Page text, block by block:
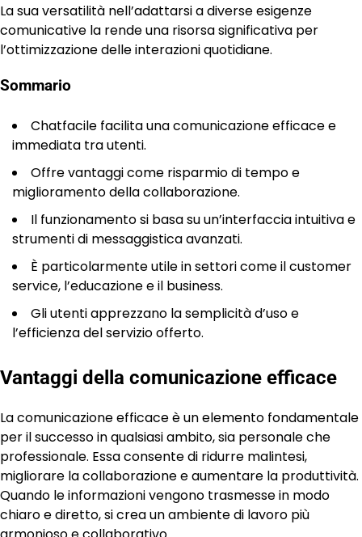
La sua versatilità nell’adattarsi a diverse esigenze
comunicative la rende una risorsa significativa per
l’ottimizzazione delle interazioni quotidiane.
Sommario
Chatfacile facilita una comunicazione efficace e
immediata tra utenti.
Offre vantaggi come risparmio di tempo e
miglioramento della collaborazione.
Il funzionamento si basa su un’interfaccia intuitiva e
strumenti di messaggistica avanzati.
È particolarmente utile in settori come il customer
service, l’educazione e il business.
Gli utenti apprezzano la semplicità d’uso e
l’efficienza del servizio offerto.
Vantaggi della comunicazione efficace
La comunicazione efficace è un elemento fondamentale
per il successo in qualsiasi ambito, sia personale che
professionale. Essa consente di ridurre malintesi,
migliorare la collaborazione e aumentare la produttività.
Quando le informazioni vengono trasmesse in modo
chiaro e diretto, si crea un ambiente di lavoro più